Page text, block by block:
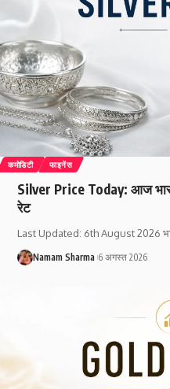
कमोडिटी फाइनेंस
Silver Price Today: आज
रेट
Last Updated: 6th August 2026
Namam Sharma 6 अगस्त 2026